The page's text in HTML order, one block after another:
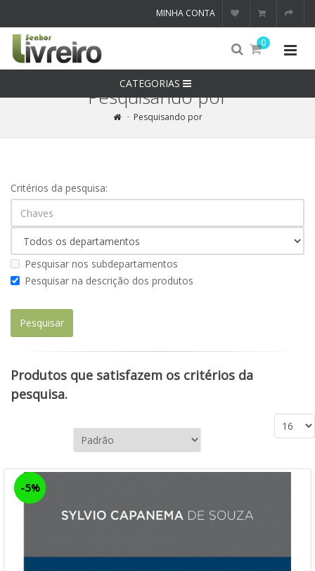
MINHA CONTA
0
CATEGORIAS
Pesquisando por
Pesquisando por
Critérios da pesquisa:
Pesquisar nos subdepartamentos
Pesquisar na descrição dos produtos
Produtos que satisfazem os critérios da
pesquisa.
-5%